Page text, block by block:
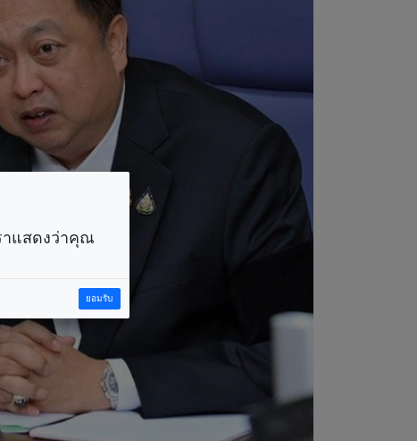
าแสดงว่าคุณ
ยอมรับ